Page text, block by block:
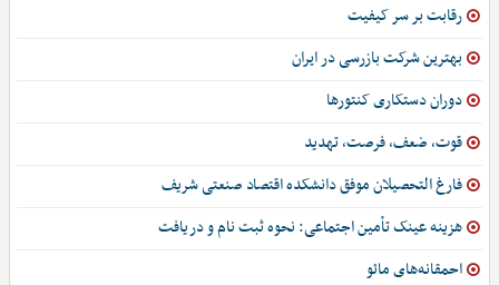
رقابت بر سر کیفیت
بهترین شرکت بازرسی در ایران
دوران دستکاری کنتورها
قوت، ضعف، فرصت، تهدید
فارغ التحصیلان موفق دانشکده اقتصاد صنعتی شریف
هزینه عینک تأمین اجتماعی: نحوه ثبت نام و دریافت
احمقانه‌های مائو